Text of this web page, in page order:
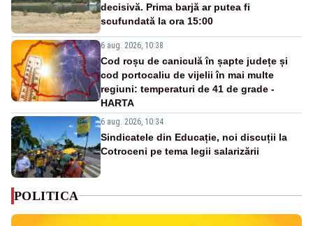
decisivă. Prima barjă ar putea fi
scufundată la ora 15:00
6 aug. 2026, 10:38
Cod roșu de caniculă în șapte județe și
cod portocaliu de vijelii în mai multe
regiuni: temperaturi de 41 de grade -
HARTA
6 aug. 2026, 10:34
Sindicatele din Educație, noi discuții la
Cotroceni pe tema legii salarizării
POLITICA